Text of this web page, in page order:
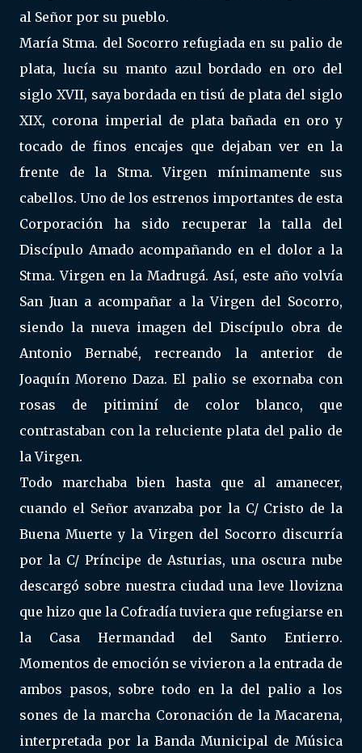
al Señor por su pueblo.
María Stma. del Socorro refugiada en su palio de
plata, lucía su manto azul bordado en oro del
siglo XVII, saya bordada en tisú de plata del siglo
XIX, corona imperial de plata bañada en oro y
tocado de finos encajes que dejaban ver en la
frente de la Stma. Virgen mínimamente sus
cabellos. Uno de los estrenos importantes de esta
Corporación ha sido recuperar la talla del
Discípulo Amado acompañando en el dolor a la
Stma. Virgen en la Madrugá. Así, este año volvía
San Juan a acompañar a la Virgen del Socorro,
siendo la nueva imagen del Discípulo obra de
Antonio Bernabé, recreando la anterior de
Joaquín Moreno Daza. El palio se exornaba con
rosas de pitiminí de color blanco, que
contrastaban con la reluciente plata del palio de
la Virgen.
Todo marchaba bien hasta que al amanecer,
cuando el Señor avanzaba por la C/ Cristo de la
Buena Muerte y la Virgen del Socorro discurría
por la C/ Príncipe de Asturias, una oscura nube
descargó sobre nuestra ciudad una leve llovizna
que hizo que la Cofradía tuviera que refugiarse en
la Casa Hermandad del Santo Entierro.
Momentos de emoción se vivieron a la entrada de
ambos pasos, sobre todo en la del palio a los
sones de la marcha Coronación de la Macarena,
interpretada por la Banda Municipal de Música